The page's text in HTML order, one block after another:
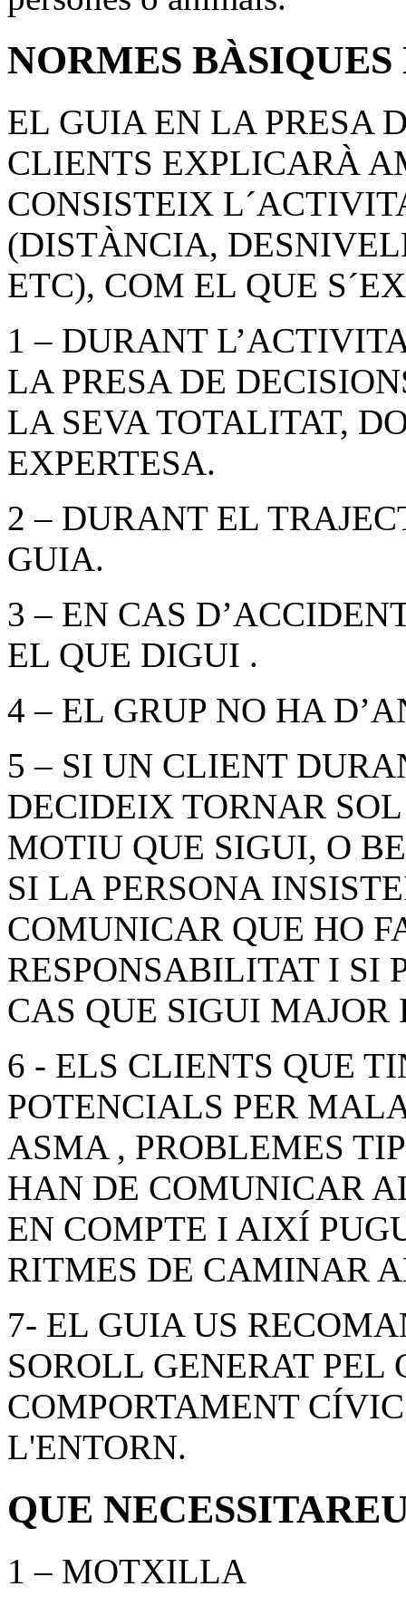
NORMES
EL GUIA EN LA PRESA
CLIENTS EXPLICARÀ
CONSISTEIX
(DISTÀNCIA,
ETC), COM EL QUE
1 – DURANT
LA PRESA DE
LA SEVA TOTALITAT,
EXPERTESA.
2 – DURANT EL
GUIA.
3 – EN CAS
EL QUE DIGUI .
4 – EL GRUP NO HA
5 – SI UN CLIENT
DECIDEIX TORNAR
MOTIU QUE SIGUI, O
SI LA PERSONA
COMUNICAR QUE HO
RESPONSABILITAT I SI
CAS QUE SIGUI MAJOR
6 - ELS CLIENTS QUE
POTENCIALS PER
ASMA , PROBLEMES
HAN DE COMUNICAR
EN COMPTE I AIXÍ
RITMES DE CAMINAR
7- EL GUIA US
SOROLL GENERAT
COMPORTAMENT
L'ENTORN.
QUE
1 – MOTXILLA